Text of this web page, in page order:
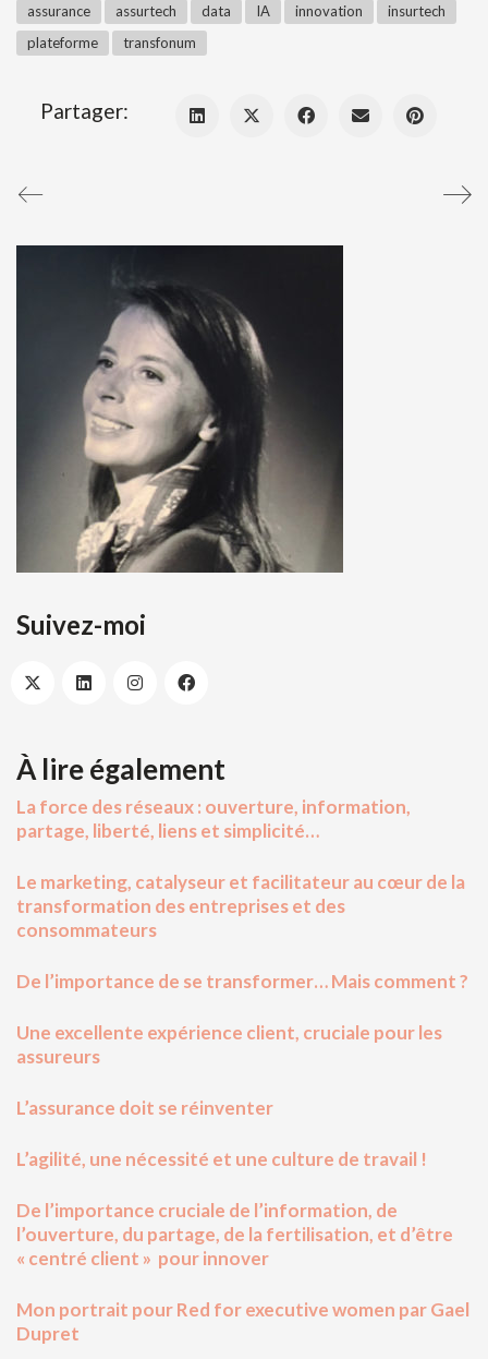
assurance assurtech data IA innovation
insurtech
plateforme
transfonum
Partager:
Suivez-moi
À lire également
La force des réseaux : ouverture, information,
partage, liberté, liens et simplicité…
Le marketing, catalyseur et facilitateur au cœur de la
transformation des entreprises et des
consommateurs
De l’importance de se transformer… Mais comment ?
Une excellente expérience client, cruciale pour les
assureurs
L’assurance doit se réinventer
L’agilité, une nécessité et une culture de travail !
De l’importance cruciale de l’information, de
l’ouverture, du partage, de la fertilisation, et d’être
« centré client » pour innover
Mon portrait pour Red for executive women par Gael
Dupret